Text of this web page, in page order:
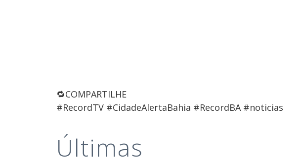
🔁COMPARTILHE
#RecordTV #CidadeAlertaBahia #RecordBA #noticias
Últimas